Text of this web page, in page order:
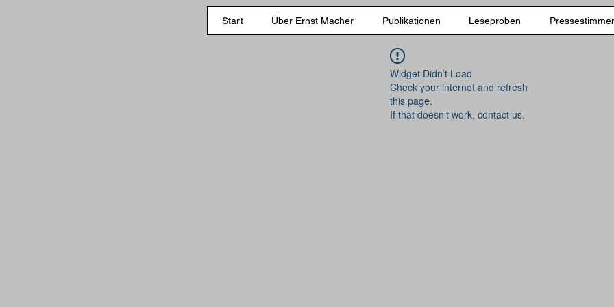
Start Über Ernst Macher Publikationen Leseproben
Widget Didn’t Load
Check your internet and refresh
this page.
If that doesn’t work, contact us.